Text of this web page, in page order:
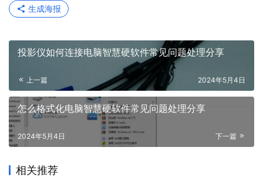
生成海报
投影仪如何连接电脑智慧硬软件常见问题处理分享
上一篇 2024年5月4日
怎么格式化电脑智慧硬软件常见问题处理分享
下一篇
2024年5月4日
相关推荐